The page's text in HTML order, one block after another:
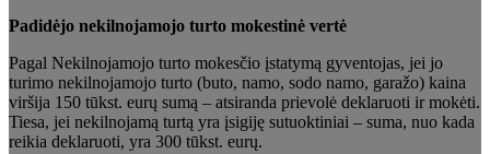
Padidėjo nekilnojamojo turto mokestinė vertė
Pagal Nekilnojamojo turto mokesčio įstatymą gyventojas, jei jo
turimo nekilnojamojo turto (buto, namo, sodo namo, garažo) kaina
viršija 150 tūkst. eurų sumą – atsiranda prievolė deklaruoti ir mokėti.
Tiesa, jei nekilnojamą turtą yra įsigiję sutuoktiniai – suma, nuo kada
reikia deklaruoti, yra 300 tūkst. eurų.